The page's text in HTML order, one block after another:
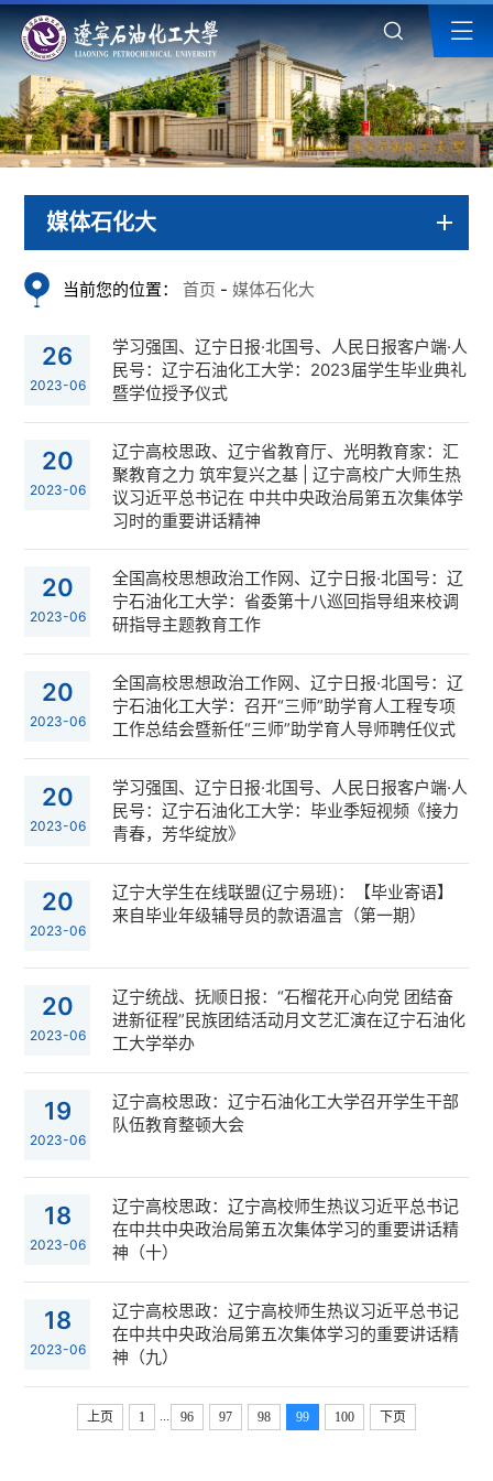
媒体石化大
当前您的位置：首页 -媒体石化大
26
2023-06
学习强国、辽宁日报·北国号、人民日报客户端·人
民号：辽宁石油化工大学：2023届学生毕业典礼
暨学位授予仪式
20
2023-06
辽宁高校思政、辽宁省教育厅、光明教育家：汇
聚教育之力 筑牢复兴之基 | 辽宁高校广大师生热
议习近平总书记在 中共中央政治局第五次集体学
习时的重要讲话精神
20
2023-06
全国高校思想政治工作网、辽宁日报·北国号：辽
宁石油化工大学：省委第十八巡回指导组来校调
研指导主题教育工作
20
2023-06
全国高校思想政治工作网、辽宁日报·北国号：辽
宁石油化工大学：召开“三师”助学育人工程专项
工作总结会暨新任“三师”助学育人导师聘任仪式
20
2023-06
学习强国、辽宁日报·北国号、人民日报客户端·人
民号：辽宁石油化工大学：毕业季短视频《接力
青春，芳华绽放》
20
2023-06
辽宁大学生在线联盟(辽宁易班)：【毕业寄语】
来自毕业年级辅导员的款语温言（第一期）
20
2023-06
辽宁统战、抚顺日报：“石榴花开心向党 团结奋
进新征程”民族团结活动月文艺汇演在辽宁石油化
工大学举办
19
2023-06
辽宁高校思政：辽宁石油化工大学召开学生干部
队伍教育整顿大会
18
2023-06
辽宁高校思政：辽宁高校师生热议习近平总书记
在中共中央政治局第五次集体学习的重要讲话精
神（十）
18
2023-06
辽宁高校思政：辽宁高校师生热议习近平总书记
在中共中央政治局第五次集体学习的重要讲话精
神（九）
上页 1 96 97 98 99 100 下页